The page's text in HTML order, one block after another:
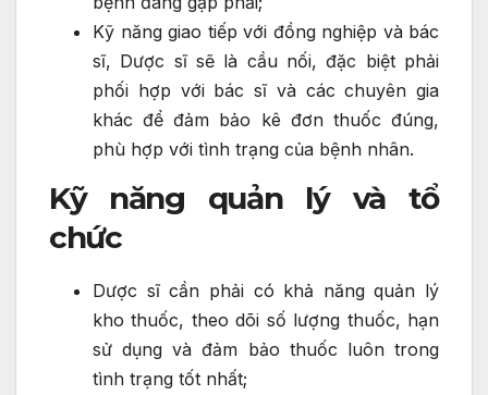
Kỹ năng giao tiếp với đồng nghiệp và bác
sĩ, Dược sĩ sẽ là cầu nối, đặc biệt phải
phối hợp với bác sĩ và các chuyên gia
khác để đảm bảo kê đơn thuốc đúng,
phù hợp với tình trạng của bệnh nhân.
Kỹ năng quản lý và tổ
chức
Dược sĩ cần phải có khả năng quản lý
kho thuốc, theo dõi số lượng thuốc, hạn
sử dụng và đảm bảo thuốc luôn trong
tình trạng tốt nhất;